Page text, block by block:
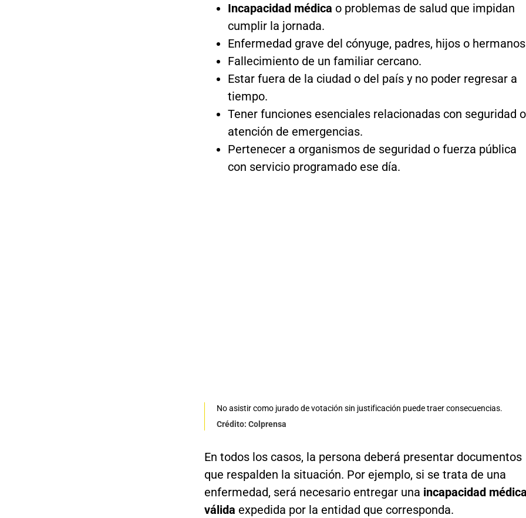
Incapacidad médica o problemas de salud que impidan
cumplir la jornada.
Enfermedad grave del cónyuge, padres, hijos o
Fallecimiento de un familiar cercano.
Estar fuera de la ciudad o del país y no poder regresar a
tiempo.
Tener funciones esenciales relacionadas con seguridad o
atención de emergencias.
Pertenecer a organismos de seguridad o fuerza pública
con servicio programado ese día.
No asistir como jurado de votación sin justificación puede traer consecuencias.
Crédito: Colprensa
En todos los casos, la persona deberá presentar documentos
que respalden la situación. Por ejemplo, si se trata de una
enfermedad, será necesario entregar una incapacidad médica
válida expedida por la entidad que corresponda.